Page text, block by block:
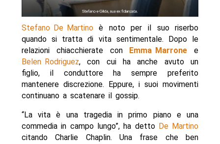
Stefano De Martinoè noto per il suo riserbo
quando si tratta di vita sentimentale. Dopo le
relazioni chiacchierate con Emma Marrone e
Belen Rodriguez, con cui ha anche avuto un
figlio, il conduttore ha sempre preferito
mantenere discrezione. Eppure, i suoi movimenti
continuano a scatenare il gossip.
“La vita è una tragedia in primo piano e una
commedia in campo lungo”, ha detto De Martino
citando Charlie Chaplin. Una frase che ben